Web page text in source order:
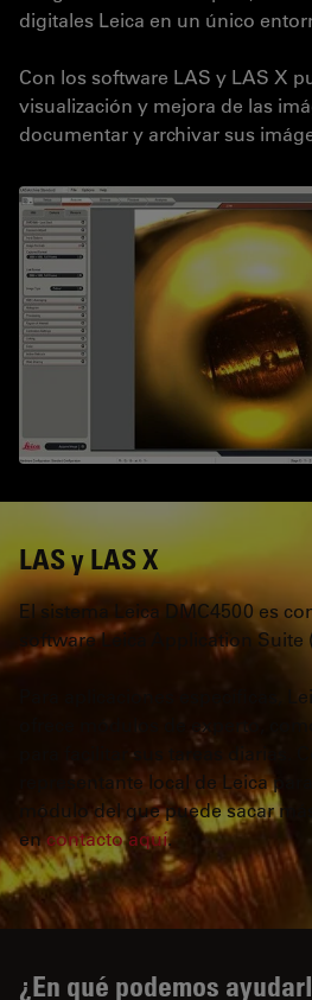
digitales Leica en un único
Con los software LAS y LAS X
visualización y mejora de las
documentar y archivar sus
LAS y LAS X
El sistema Leica DMC4500 es
software Leica Application Suite
Para aplicaciones específicas,
ofrece módulos de experto,
para facilitar sus tareas diarias.
representante local de Leica
módulo del que puede sacar
encontacto aquí.
¿En qué podemos